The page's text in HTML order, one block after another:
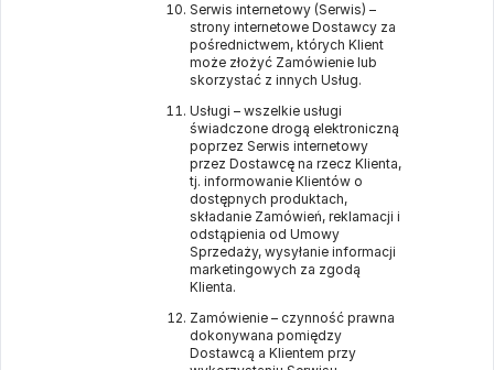
Serwis internetowy (Serwis) –
strony internetowe Dostawcy za
pośrednictwem, których Klient
może złożyć Zamówienie lub
skorzystać z innych Usług.
Usługi – wszelkie usługi
świadczone drogą elektroniczną
poprzez Serwis internetowy
przez Dostawcę na rzecz Klienta,
tj. informowanie Klientów o
dostępnych produktach,
składanie Zamówień, reklamacji i
odstąpienia od Umowy
Sprzedaży, wysyłanie informacji
marketingowych za zgodą
Klienta.
Zamówienie – czynność prawna
dokonywana pomiędzy
Dostawcą a Klientem przy